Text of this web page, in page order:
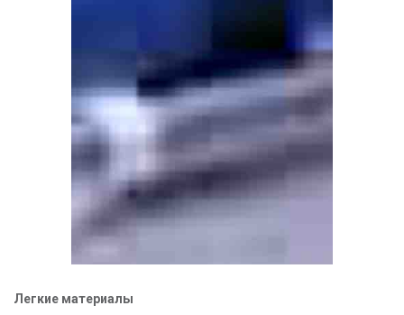
Легкие материалы